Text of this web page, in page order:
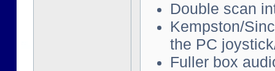
Double scan
Kempston/
the PC
Fuller box